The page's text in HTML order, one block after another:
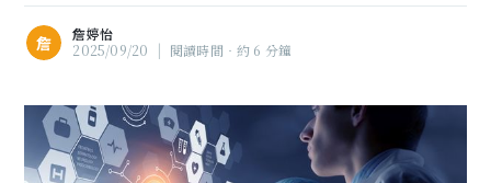
詹
詹婷怡
2025/09/20
| 閱讀時間‧約 6 分鐘